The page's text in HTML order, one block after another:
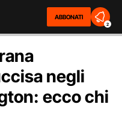
ABBONATI
2
negli
ecco chi